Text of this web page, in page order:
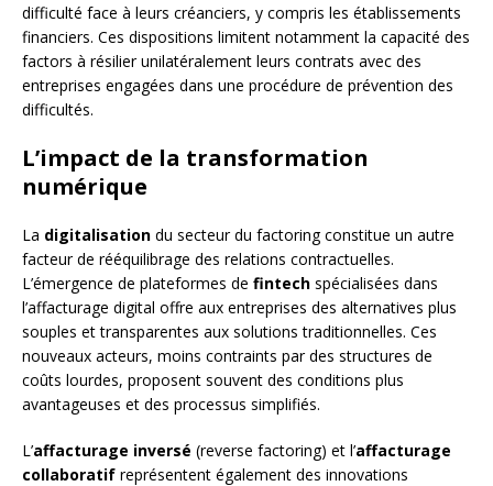
difficulté face à leurs créanciers, y compris les établissements
financiers. Ces dispositions limitent notamment la capacité des
factors à résilier unilatéralement leurs contrats avec des
entreprises engagées dans une procédure de prévention des
difficultés.
L’impact de la transformation
numérique
La digitalisation du secteur du factoring constitue un autre
facteur de rééquilibrage des relations contractuelles.
L’émergence de plateformes de fintech spécialisées dans
l’affacturage digital offre aux entreprises des alternatives plus
souples et transparentes aux solutions traditionnelles. Ces
nouveaux acteurs, moins contraints par des structures de
coûts lourdes, proposent souvent des conditions plus
avantageuses et des processus simplifiés.
L’affacturage inversé (reverse factoring) et l’affacturage
collaboratif représentent également des innovations